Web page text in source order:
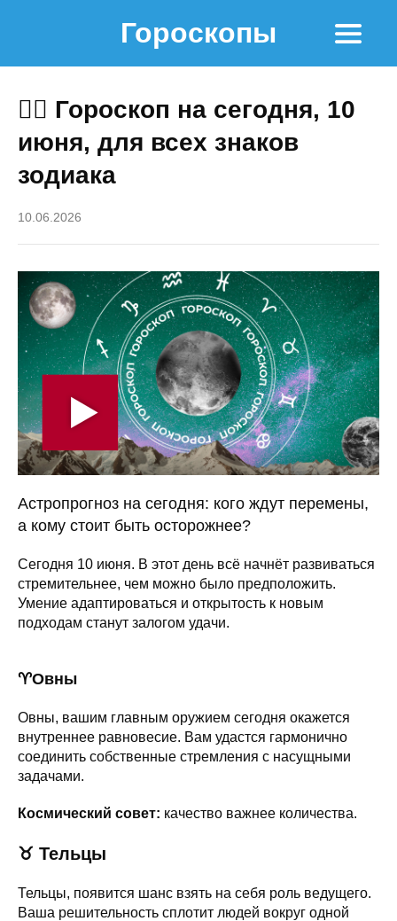
Гороскопы
🧙‍♀ Гороскоп на сегодня, 10
июня, для всех знаков
зодиака
10.06.2026
Астропрогноз на сегодня: кого ждут перемены,
а кому стоит быть осторожнее?
Сегодня 10 июня. В этот день всё начнёт развиваться
стремительнее, чем можно было предположить.
Умение адаптироваться и открытость к новым
подходам станут залогом удачи.
♈️Овны
Овны, вашим главным оружием сегодня окажется
внутреннее равновесие. Вам удастся гармонично
соединить собственные стремления с насущными
задачами.
Космический совет: качество важнее количества.
♉ Тельцы
Тельцы, появится шанс взять на себя роль ведущего.
Ваша решительность сплотит людей вокруг одной